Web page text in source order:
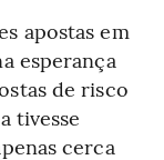
apostas em
esperança
de risco
tivesse
cerca